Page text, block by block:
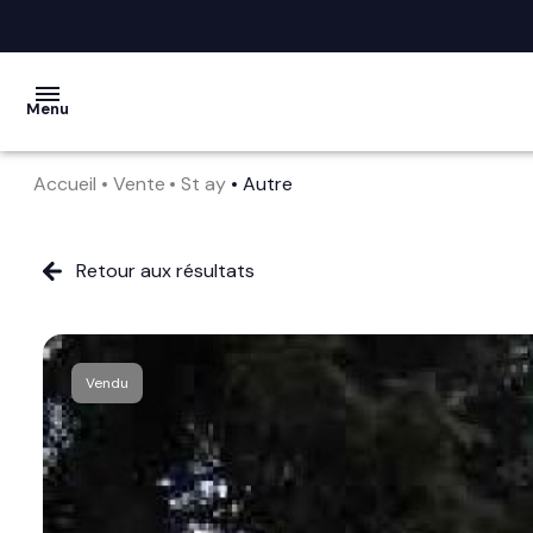
Menu
vendre
société
nos
services
avis
clients
Accueil Vente St ay Autre
Retour aux résultats
Vendu